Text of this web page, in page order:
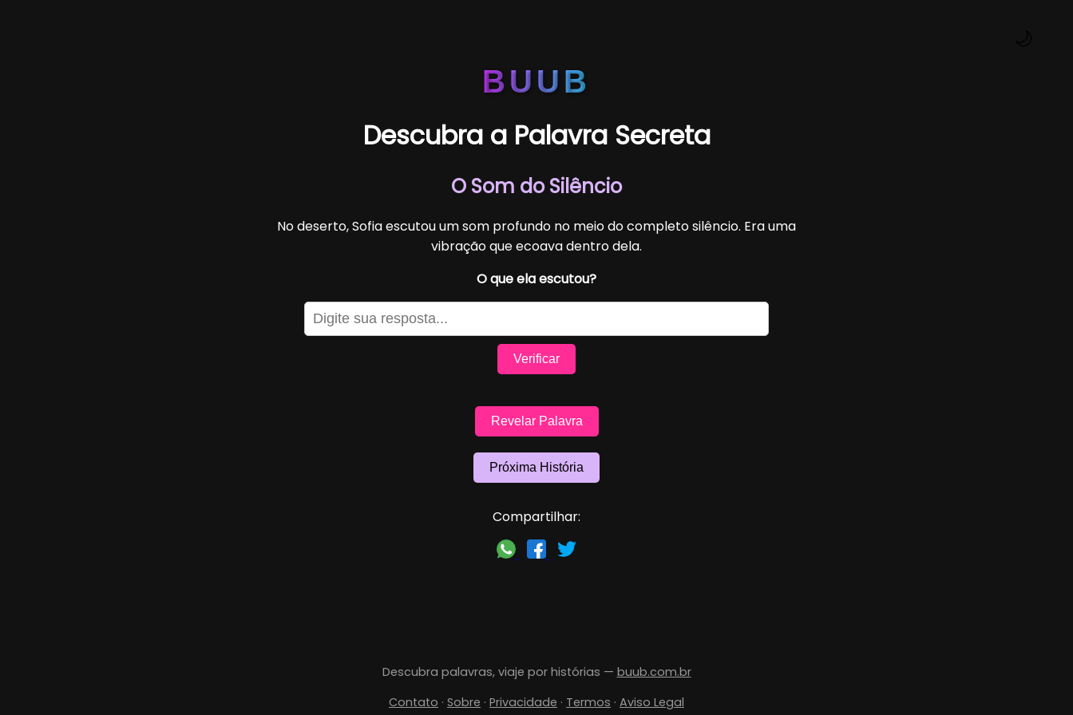
BUUB
Descubra a Palavra Secreta
O Som do Silêncio
No deserto, Sofia escutou um som profundo no meio do completo silêncio. Era uma
vibração que ecoava dentro dela.
O que ela escutou?
Verificar
Revelar Palavra
Próxima História
Compartilhar:
Descubra palavras, viaje por histórias — buub.com.br
Contato · Sobre · Privacidade · Termos · Aviso Legal